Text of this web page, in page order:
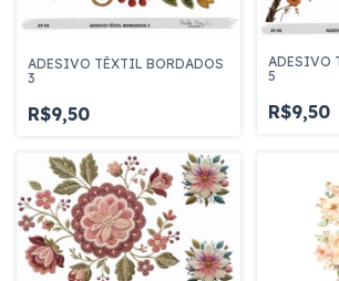
ADESIVO TÊXTIL BORDADOS
3
R$9,50
ADESIVO
5
R$9,50